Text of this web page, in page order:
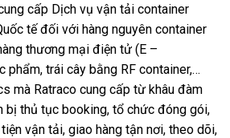
cấp Dịch vụ vận tải container
tế đối với hàng nguyên container
thương mại điện tử (E –
phẩm, trái cây bằng RF container,…
mà Ratraco cung cấp từ khâu đàm
bị thủ tục booking, tổ chức đóng gói,
vận tải, giao hàng tận nơi, theo dõi,